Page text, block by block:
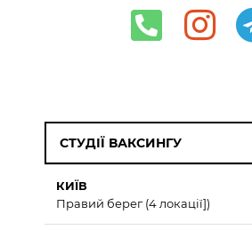
СТУДІЇ ВАКСИНГУ
КИЇВ
Правий берег (4 локації])